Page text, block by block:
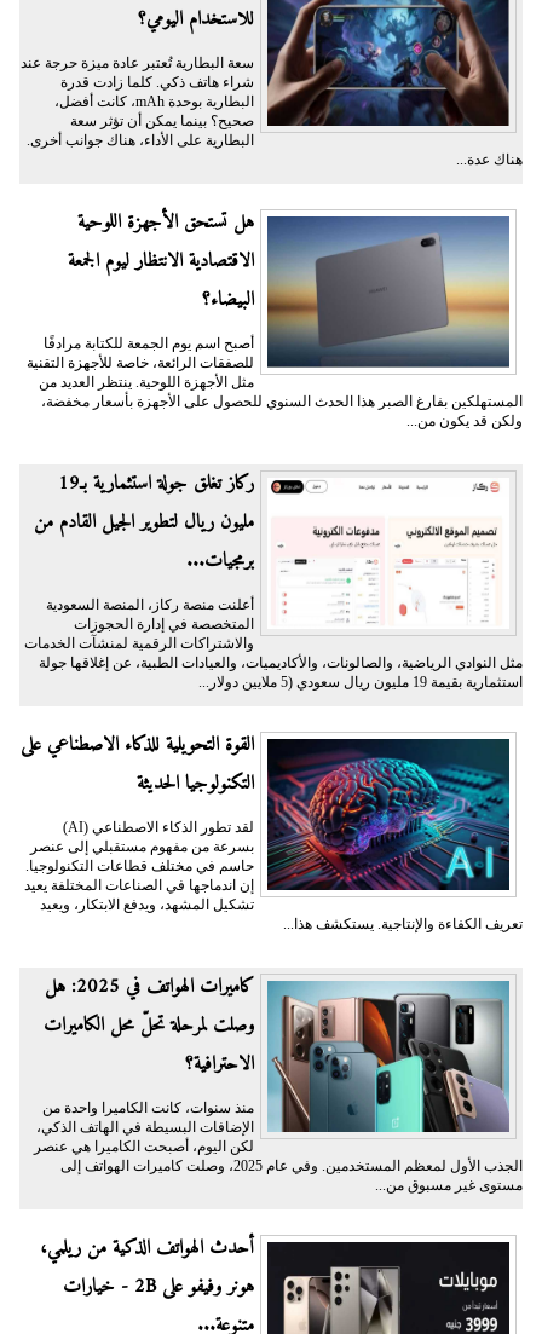
للاستخدام اليومي؟
سعة البطارية تُعتبر عادة ميزة حرجة عند
شراء هاتف ذكي. كلما زادت قدرة
البطارية بوحدة mAh، كانت أفضل،
صحيح؟ بينما يمكن أن تؤثر سعة
البطارية على الأداء، هناك جوانب أخرى.
هناك عدة...
هل تستحق الأجهزة اللوحية
الاقتصادية الانتظار ليوم الجمعة
البيضاء؟
أصبح اسم يوم الجمعة للكتابة مرادفًا
للصفقات الرائعة، خاصة للأجهزة التقنية
مثل الأجهزة اللوحية. ينتظر العديد من
المستهلكين بفارغ الصبر هذا الحدث السنوي للحصول على الأجهزة بأسعار مخفضة،
ولكن قد يكون من...
ركاز تغلق جولة استثمارية بـ19
مليون ريال لتطوير الجيل القادم من
برمجيات...
أعلنت منصة ركاز، المنصة السعودية
المتخصصة في إدارة الحجوزات
والاشتراكات الرقمية لمنشآت الخدمات
مثل النوادي الرياضية، والصالونات، والأكاديميات، والعيادات الطبية، عن إغلاقها جولة
استثمارية بقيمة 19 مليون ريال سعودي (5 ملايين دولار...
القوة التحويلية للذكاء الاصطناعي على
التكنولوجيا الحديثة
لقد تطور الذكاء الاصطناعي (AI)
بسرعة من مفهوم مستقبلي إلى عنصر
حاسم في مختلف قطاعات التكنولوجيا.
إن اندماجها في الصناعات المختلفة يعيد
تشكيل المشهد، ويدفع الابتكار، ويعيد
تعريف الكفاءة والإنتاجية. يستكشف هذا...
كاميرات الهواتف في 2025: هل
وصلت لمرحلة تحلّ محل الكاميرات
الاحترافية؟
منذ سنوات، كانت الكاميرا واحدة من
الإضافات البسيطة في الهاتف الذكي،
لكن اليوم، أصبحت الكاميرا هي عنصر
الجذب الأول لمعظم المستخدمين. وفي عام 2025، وصلت كاميرات الهواتف إلى
مستوى غير مسبوق من...
أحدث الهواتف الذكية من ريلمي،
هونر وفيفو على 2B - خيارات
متنوعة...